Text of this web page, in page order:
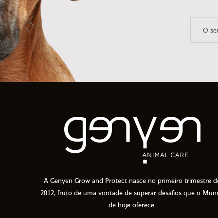
A Genyen Grow and Protect nasce no primeiro trimestre
2012, fruto de uma vontade de superar desafios que o
de hoje oferece.